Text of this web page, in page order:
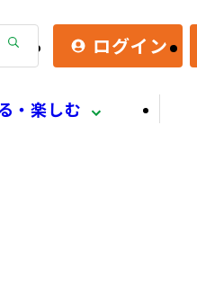
検
ログイン
・楽しむ